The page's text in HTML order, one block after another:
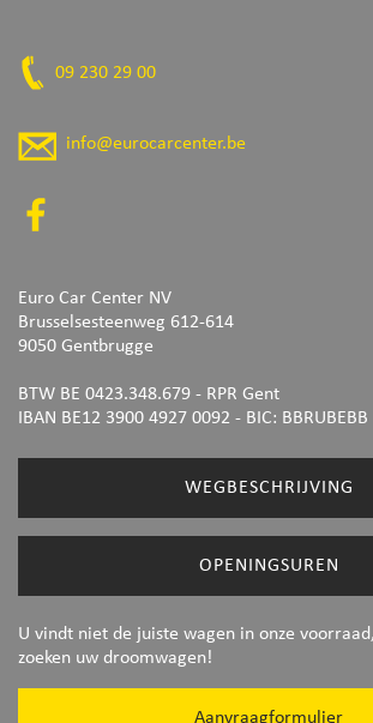
09 230 29 00
info@eurocarcenter.be
Euro Car Center NV
Brusselsesteenweg 612-614
9050 Gentbrugge
BTW BE 0423.348.679 - RPR Gent
IBAN BE12 3900 4927 0092 - BIC: BBRUBEBB
WEGBESCHRIJVING
OPENINGSUREN
U vindt niet de juiste wagen in onze
zoeken uw droomwagen!
Aanvraagformulier